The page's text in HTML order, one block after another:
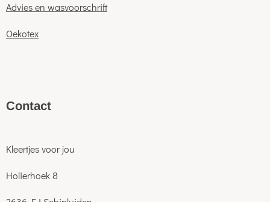
Advies en wasvoorschrift
Oekotex
Contact
Kleertjes voor jou
Holierhoek 8